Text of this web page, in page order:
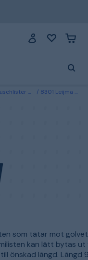
& duschsarger 8301 Leijma Duschsarg 92x92 cm
som tätar mot
kan lätt bytas
önskad längd. Längd